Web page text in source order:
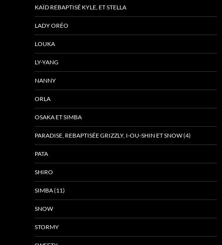
KAÏD REBAPTISÉ KYLE, ET STELLA
LADY ORÉO
LOUKA
LY-YANG
NANNY
ORLA
OSAKA ET SIMBA
PARADISE, REBAPTISÉE GRIZZLY, I-OU-SHIN ET SNOW (4)
PATA
SHIRO
SIMBA (11)
SNOW
STORMY